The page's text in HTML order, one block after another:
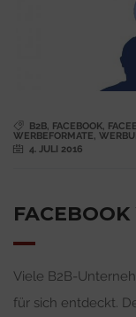
B2B, FACEBOOK,
WERBEFORMATE,
4. JULI 2016
Viele B2B-
für sich entdeckt.